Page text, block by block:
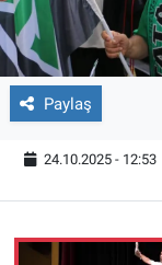
Paylaş
24.10.2025 - 12:53